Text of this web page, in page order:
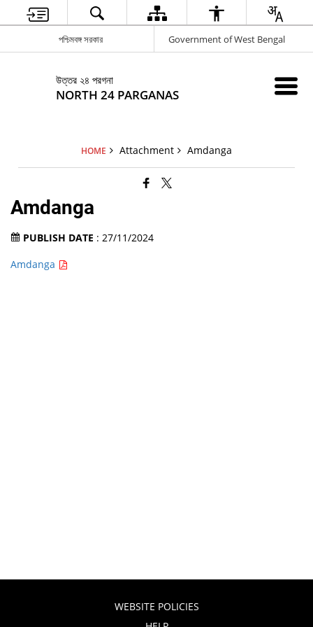
পশ্চিমবঙ্গ সরকার Government of West Bengal
উত্তর ২৪ পরগনা
NORTH 24 PARGANAS
HOME Attachment Amdanga
Amdanga
PUBLISH DATE : 27/11/2024
Amdanga
WEBSITE POLICIES